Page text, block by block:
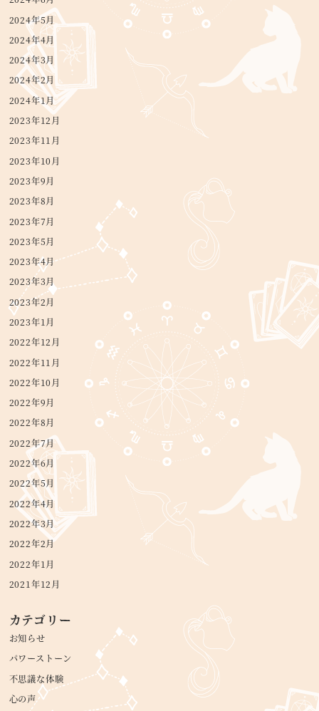
2024年5月
2024年4月
2024年3月
2024年2月
2024年1月
2023年12月
2023年11月
2023年10月
2023年9月
2023年8月
2023年7月
2023年5月
2023年4月
2023年3月
2023年2月
2023年1月
2022年12月
2022年11月
2022年10月
2022年9月
2022年8月
2022年7月
2022年6月
2022年5月
2022年4月
2022年3月
2022年2月
2022年1月
2021年12月
カテゴリー
お知らせ
パワーストーン
不思議な体験
心の声